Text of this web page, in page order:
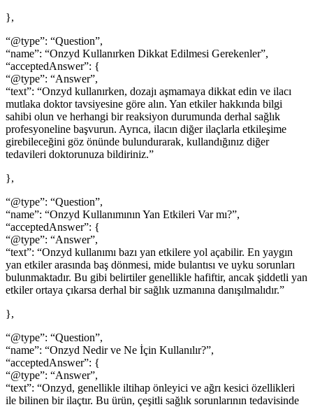
},
“@type”: “Question”,
“name”: “Onzyd Kullanırken Dikkat Edilmesi Gerekenler”,
“acceptedAnswer”: {
“@type”: “Answer”,
“text”: “Onzyd kullanırken, dozajı aşmamaya dikkat edin ve ilacı
mutlaka doktor tavsiyesine göre alın. Yan etkiler hakkında bilgi
sahibi olun ve herhangi bir reaksiyon durumunda derhal sağlık
profesyoneline başvurun. Ayrıca, ilacın diğer ilaçlarla etkileşime
girebileceğini göz önünde bulundurarak, kullandığınız diğer
tedavileri doktorunuza bildiriniz.”
},
“@type”: “Question”,
“name”: “Onzyd Kullanımının Yan Etkileri Var mı?”,
“acceptedAnswer”: {
“@type”: “Answer”,
“text”: “Onzyd kullanımı bazı yan etkilere yol açabilir. En yaygın
yan etkiler arasında baş dönmesi, mide bulantısı ve uyku sorunları
bulunmaktadır. Bu gibi belirtiler genellikle hafiftir, ancak şiddetli yan
etkiler ortaya çıkarsa derhal bir sağlık uzmanına danışılmalıdır.”
},
“@type”: “Question”,
“name”: “Onzyd Nedir ve Ne İçin Kullanılır?”,
“acceptedAnswer”: {
“@type”: “Answer”,
“text”: “Onzyd, genellikle iltihap önleyici ve ağrı kesici özellikleri
ile bilinen bir ilaçtır. Bu ürün, çeşitli sağlık sorunlarının tedavisinde